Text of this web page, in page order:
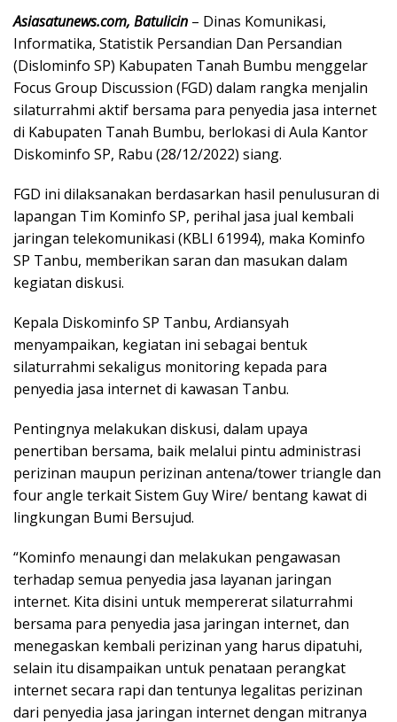
b
o
o
k
er l s
A
p
p
e
Asiasatunews.com, Batulicin – Dinas Komunikasi,
Informatika, Statistik Persandian Dan Persandian
(Dislominfo SP) Kabupaten Tanah Bumbu menggelar
Focus Group Discussion (FGD) dalam rangka menjalin
silaturrahmi aktif bersama para penyedia jasa internet
di Kabupaten Tanah Bumbu, berlokasi di Aula Kantor
Diskominfo SP, Rabu (28/12/2022) siang.
FGD ini dilaksanakan berdasarkan hasil penulusuran di
lapangan Tim Kominfo SP, perihal jasa jual kembali
jaringan telekomunikasi (KBLI 61994), maka Kominfo
SP Tanbu, memberikan saran dan masukan dalam
kegiatan diskusi.
Kepala Diskominfo SP Tanbu, Ardiansyah
menyampaikan, kegiatan ini sebagai bentuk
silaturrahmi sekaligus monitoring kepada para
penyedia jasa internet di kawasan Tanbu.
Pentingnya melakukan diskusi, dalam upaya
penertiban bersama, baik melalui pintu administrasi
perizinan maupun perizinan antena/tower triangle dan
four angle terkait Sistem Guy Wire/ bentang kawat di
lingkungan Bumi Bersujud.
“Kominfo menaungi dan melakukan pengawasan
terhadap semua penyedia jasa layanan jaringan
internet. Kita disini untuk mempererat silaturrahmi
bersama para penyedia jasa jaringan internet, dan
menegaskan kembali perizinan yang harus dipatuhi,
selain itu disampaikan untuk penataan perangkat
internet secara rapi dan tentunya legalitas perizinan
dari penyedia jasa jaringan internet dengan mitranya